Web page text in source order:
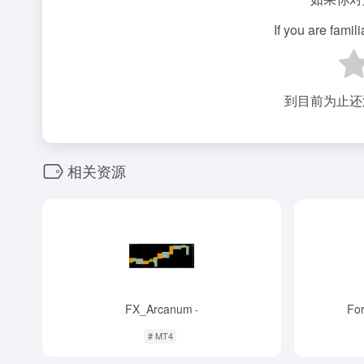
If you are
到目前为止
相关资源
FX_Arcanum -
# MT4